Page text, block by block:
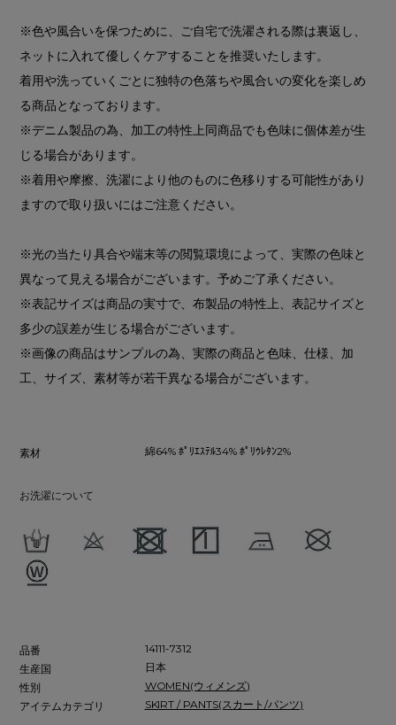
※色や風合いを保つために、ご自宅で洗濯される際は裏返し、
ネットに入れて優しくケアすることを推奨いたします。
着用や洗っていくごとに独特の色落ちや風合いの変化を楽しめ
る商品となっております。
※デニム製品の為、加工の特性上同商品でも色味に個体差が生
じる場合があります。
※着用や摩擦、洗濯により他のものに色移りする可能性があり
ますので取り扱いにはご注意ください。
※光の当たり具合や端末等の閲覧環境によって、実際の色味と
異なって見える場合がございます。予めご了承ください。
※表記サイズは商品の実寸で、布製品の特性上、表記サイズと
多少の誤差が生じる場合がございます。
※画像の商品はサンプルの為、実際の商品と色味、仕様、加
工、サイズ、素材等が若干異なる場合がございます。
素材 綿64% ﾎﾟﾘｴｽﾃﾙ34% ﾎﾟﾘｳﾚﾀﾝ2%
お洗濯について
品番
14111-7312
生産国
日本
性別
WOMEN(ウィメンズ)
アイテムカテゴリ
SKIRT / PANTS(スカート/パンツ)